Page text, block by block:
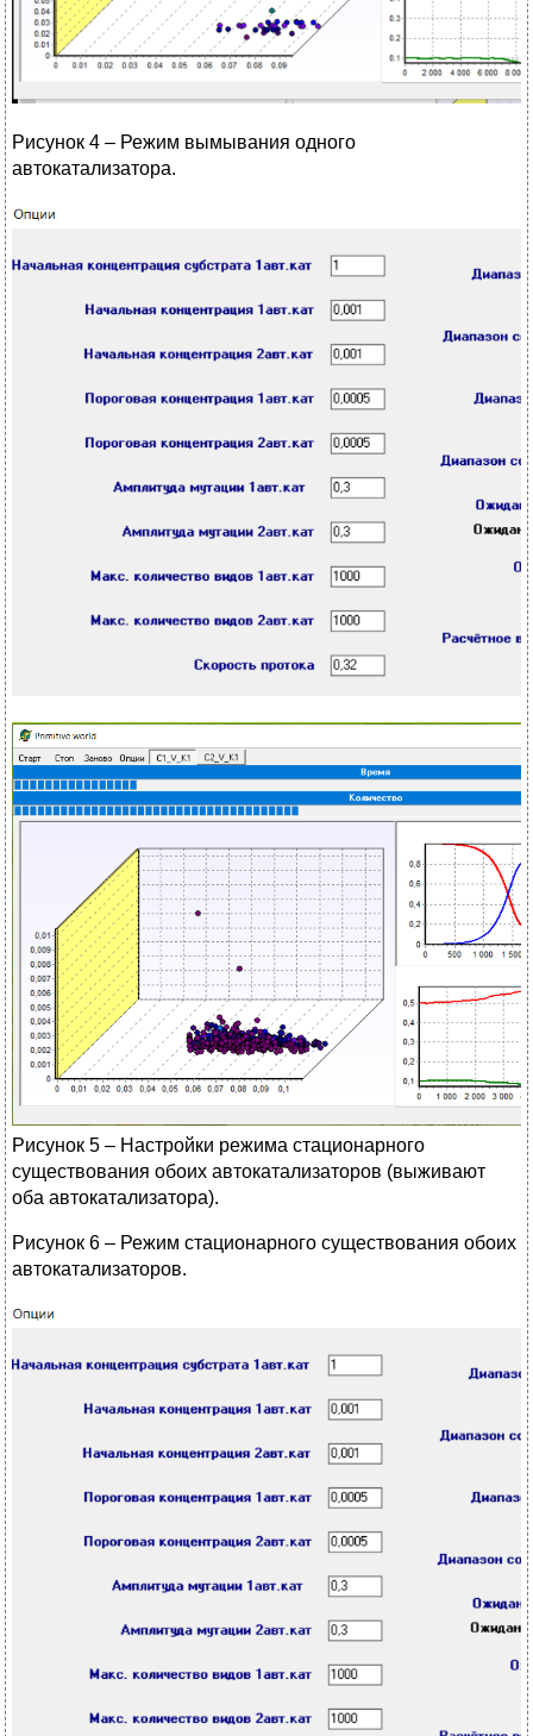
Рисунок 4 – Режим вымывания одного
автокатализатора.
Рисунок 5 – Настройки режима стационарного
существования обоих автокатализаторов (выживают
оба автокатализатора).
Рисунок 6 – Режим стационарного существования обоих
автокатализаторов.